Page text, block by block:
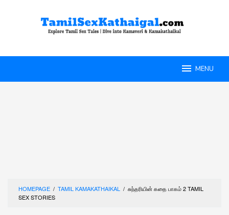
MENU
HOMEPAGE / TAMIL KAMAKATHAIKAL / சுந்தரியின் கதை பாகம் ‌‌‌2 TAMIL
SEX STORIES